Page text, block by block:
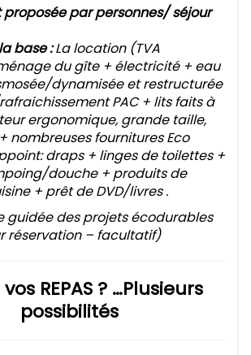
proposée par personnes/ séjour
base :La location (TVA
du gîte + électricité + eau
dynamisée et restructurée
PAC + lits faits à
ergonomique, grande taille,
nombreuses fournitures Eco
draps + linges de toilettes +
douche + produits de
+ prêt de DVD/livres .
guidée des projets écodurables
réservation – facultatif)
REPAS ? …Plusieurs
possibilités